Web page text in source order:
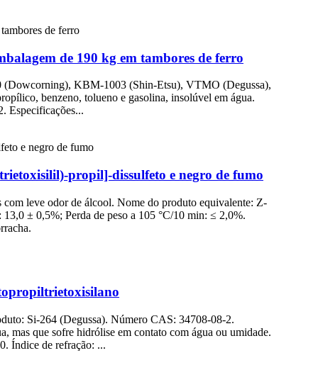
de 190 kg em tambores de ferro
KBM-1003 (Shin-Etsu), VTMO (Degussa),
benzeno, tolueno e gasolina, insolúvel em água.
Especificações...
propil]-dissulfeto e negro de fumo
leve odor de álcool. Nome do produto equivalente: Z-
± 0,5%; Perda de peso a 105 °C/10 min: ≤ 2,0%.
Si-264 (Degussa). Número CAS: 34708-08-2.
mas que sofre hidrólise em contato com água ou umidade.
Índice de refração: ...